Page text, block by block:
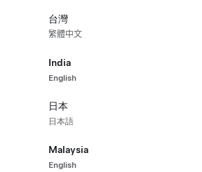
台灣
繁體中文
India
English
日本
日本語
Malaysia
English